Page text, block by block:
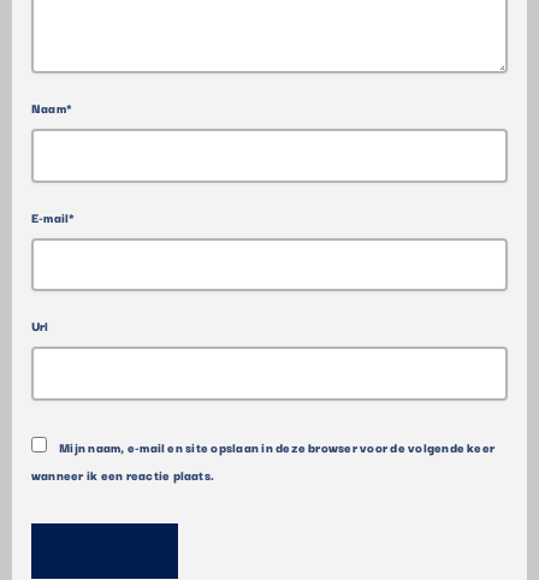
Naam*
E-mail*
Url
Mijn naam, e-mail en site opslaan in deze browser voor de volgende keer
wanneer ik een reactie plaats.